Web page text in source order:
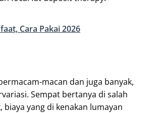
Cara Pakai 2026
macan dan juga banyak,
Sempat bertanya di salah
yang di kenakan lumayan